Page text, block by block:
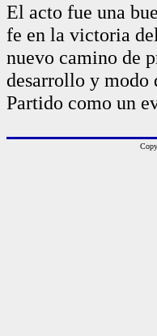
El acto fue una
fe en la victoria
nuevo camino de
desarrollo y modo
Partido como un